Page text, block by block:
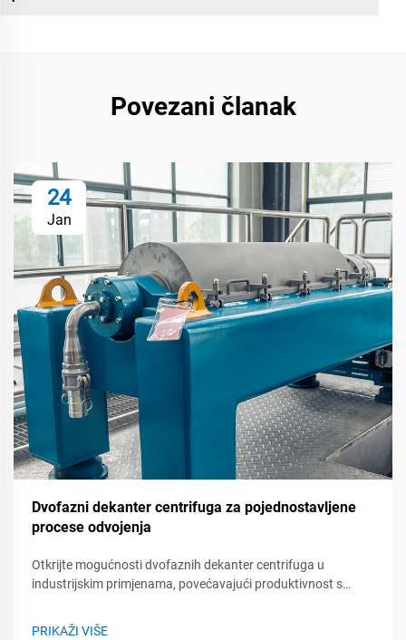
Povezani članak
24
Jan
Dvofazni dekanter centrifuga za pojednostavljene
procese odvojenja
Otkrijte mogućnosti dvofaznih dekanter centrifuga u
industrijskim primjenama, povećavajući produktivnost s
način rada, vrste, prednosti i primjene u različitim
PRIKAŽI VIŠE